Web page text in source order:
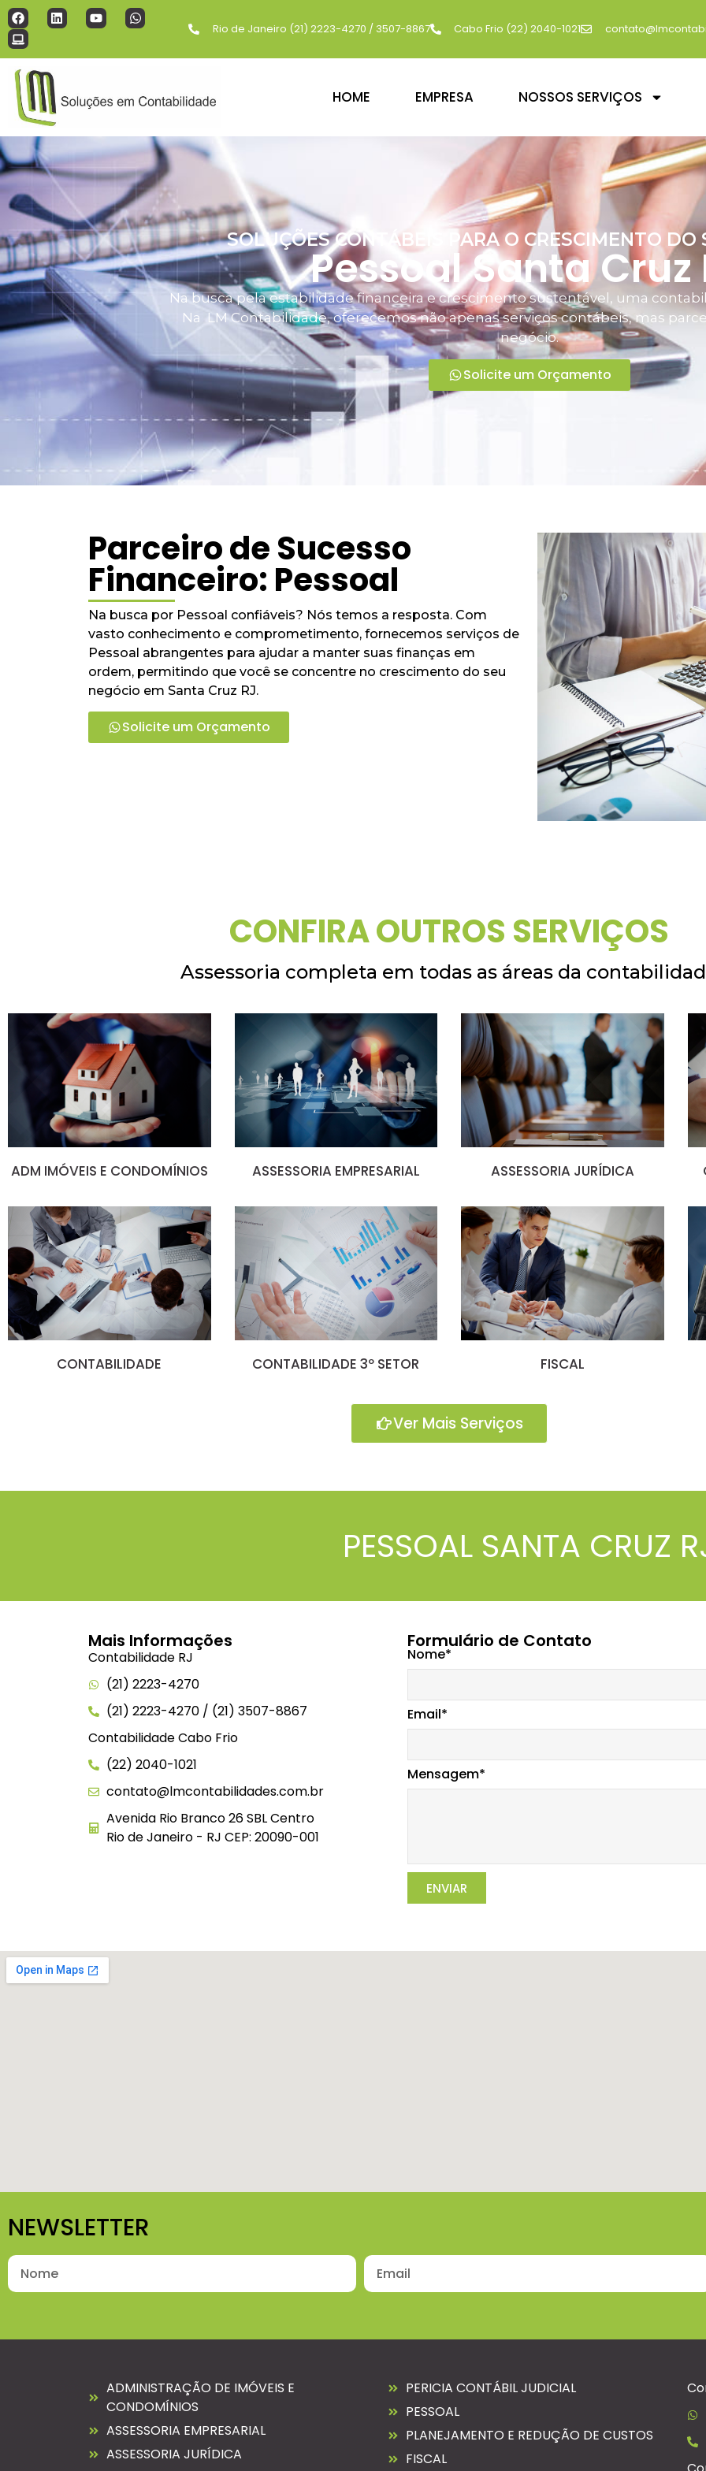
Rio de Janeiro (21) 2223-4270 / 3507-8867 Cabo Frio (22) 2040-1021
HOME EMPRESA NOSSOS SERVIÇOS
SOLUÇÕES CONTÁBEIS PARA O CRESCIMENTO DO
Pessoal Santa Cruz
Na busca pela estabilidade financeira e crescimento sustentável, uma
Na LM Contabilidade, oferecemos não apenas serviços contábeis, mas
negócio.
Solicite um Orçamento
Parceiro de Sucesso
Financeiro: Pessoal
Na busca por Pessoal confiáveis? Nós temos a resposta. Com
vasto conhecimento e comprometimento, fornecemos serviços de
Pessoal abrangentes para ajudar a manter suas finanças em
ordem, permitindo que você se concentre no crescimento do seu
negócio em Santa Cruz RJ.
Solicite um Orçamento
CONFIRA OUTROS SERVIÇOS
Assessoria completa em todas as áreas da
ADM IMÓVEIS E CONDOMÍNIOS ASSESSORIA EMPRESARIAL ASSESSORIA JURÍDICA
CONTABILIDADE CONTABILIDADE 3º SETOR FISCAL
Ver Mais Serviços
PESSOAL SANTA CRUZ
Mais Informações
Contabilidade RJ
(21) 2223-4270
(21) 2223-4270 / (21) 3507-8867
Contabilidade Cabo Frio
(22) 2040-1021
contato@lmcontabilidades.com.br
Avenida Rio Branco 26 SBL Centro
Rio de Janeiro - RJ CEP: 20090-001
Formulário de Contato
Nome*
Email*
Mensagem*
ENVIAR
NEWSLETTER
ADMINISTRAÇÃO DE IMÓVEIS E
CONDOMÍNIOS
ASSESSORIA EMPRESARIAL
ASSESSORIA JURÍDICA
PERICIA CONTÁBIL JUDICIAL
PESSOAL
PLANEJAMENTO E REDUÇÃO DE CUSTOS
FISCAL